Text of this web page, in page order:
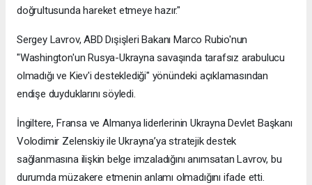
doğrultusunda hareket etmeye hazır."
Sergey Lavrov, ABD Dışişleri Bakanı Marco Rubio'nun
"Washington'un Rusya-Ukrayna savaşında tarafsız arabulucu
olmadığı ve Kiev'i desteklediği" yönündeki açıklamasından
endişe duyduklarını söyledi.
İngiltere, Fransa ve Almanya liderlerinin Ukrayna Devlet Başkanı
Volodimir Zelenskiy ile Ukrayna’ya stratejik destek
sağlanmasına ilişkin belge imzaladığını anımsatan Lavrov, bu
durumda müzakere etmenin anlamı olmadığını ifade etti.